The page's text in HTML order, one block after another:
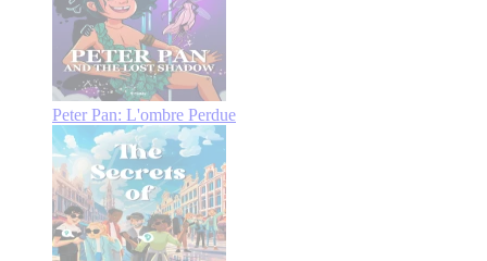
Peter Pan: L'ombre Perdue